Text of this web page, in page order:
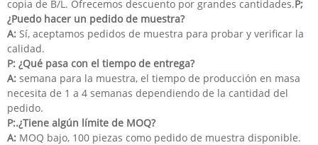
copia de B/L. Ofrecemos descuento por grandes cantidades.P;
¿Puedo hacer un pedido de muestra?
A: Sí, aceptamos pedidos de muestra para probar y verificar la
calidad.
P: ¿Qué pasa con el tiempo de entrega?
A: semana para la muestra, el tiempo de producción en masa
necesita de 1 a 4 semanas dependiendo de la cantidad del
pedido.
P:.¿Tiene algún límite de MOQ?
A: MOQ bajo, 100 piezas como pedido de muestra disponible.